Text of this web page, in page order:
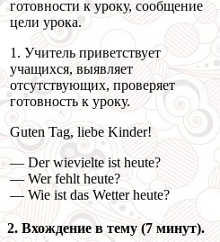
готовности к уроку, сообщение
цели урока.
1. Учитель приветствует
учащихся, выявляет
отсутствующих, проверяет
готовность к уроку.
Guten Tag, liebe Kinder!
— Der wievielte ist heute?
— Wer fehlt heute?
— Wie ist das Wetter heute?
2. Вхождение в тему (7 минут).